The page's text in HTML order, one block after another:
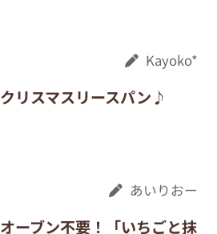
Kayoko*
クリスマスリースパン♪
あいりおー
オーブン不要！「いちごと抹